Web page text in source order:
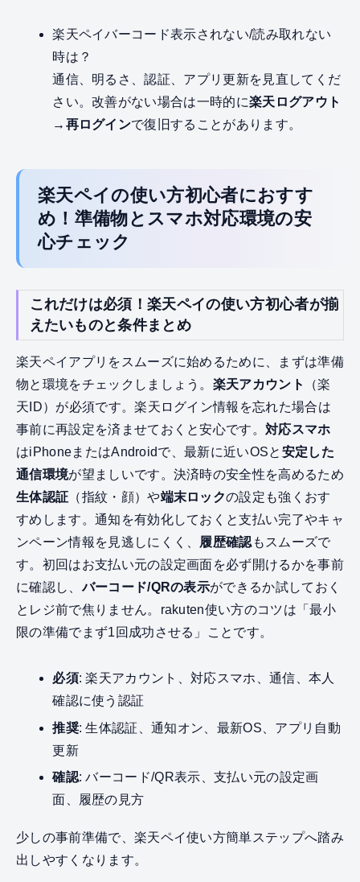
楽天ペイバーコード表示されない/読み取れない
時は？
通信、明るさ、認証、アプリ更新を見直してくだ
さい。改善がない場合は一時的に楽天ログアウト
→再ログインで復旧することがあります。
楽天ペイの使い方初心者におすす
め！準備物とスマホ対応環境の安
心チェック
これだけは必須！楽天ペイの使い方初心者が揃
えたいものと条件まとめ
楽天ペイアプリをスムーズに始めるために、まずは準備
物と環境をチェックしましょう。 楽天アカウント
（楽
天ID）が必須です。楽天ログイン情報を忘れた場合は
事前に再設定を済ませておくと安心です。対応スマホ
はiPhoneまたはAndroidで、最新に近いOSと 安定した
通信環境が望ましいです。決済時の安全性を高めるため
生体認証 （指紋・顔）や端末ロックの設定も強くおす
すめします。通知を有効化しておくと支払い完了やキャ
ンペーン情報を見逃しにくく、 履歴確認 もスムーズで
す。初回はお支払い元の設定画面を必ず開けるかを事前
に確認し、バーコード/QRの表示ができるか試しておく
とレジ前で焦りません。rakuten使い方のコツは「最小
限の準備でまず1回成功させる」ことです。
必須: 楽天アカウント、対応スマホ、通信、本人
確認に使う認証
推奨: 生体認証、通知オン、最新OS、アプリ自動
更新
確認: バーコード/QR表示、支払い元の設定画
面、履歴の見方
少しの事前準備で、楽天ペイ使い方簡単ステップへ踏み
出しやすくなります。